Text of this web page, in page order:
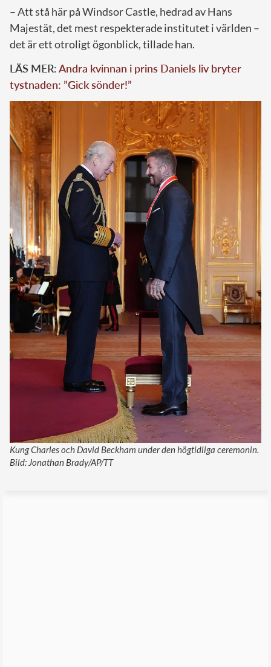
– Att stå här på Windsor Castle, hedrad av Hans
Majestät, det mest respekterade institutet i världen –
det är ett otroligt ögonblick, tillade han.
LÄS MER:Andra kvinnan i prins Daniels liv bryter
tystnaden: ”Gick sönder!”
Kung Charles och David Beckham under den högtidliga ceremonin.
Bild: Jonathan Brady/AP/TT